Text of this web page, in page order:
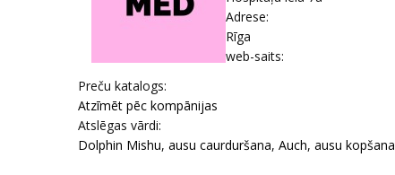
Adrese:
Rīga
web-saits:
Prеču katalogs:
Atzīmēt pēc kompānijas
Atslēgas vārdi:
Dolphin Mishu, ausu caurduršana, Auch, ausu kopšana